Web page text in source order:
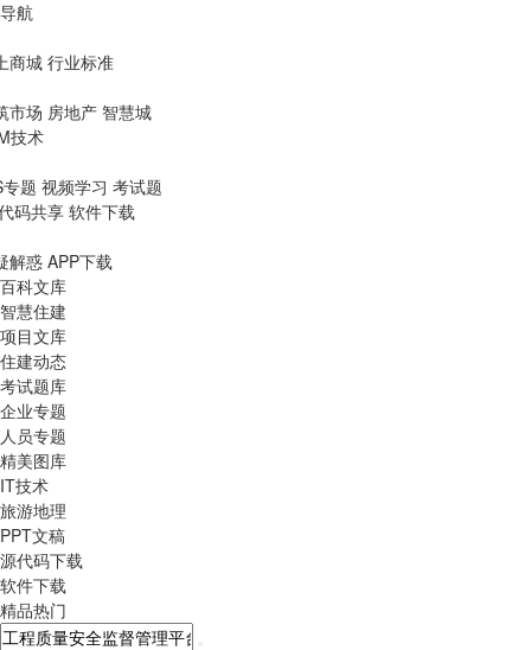
导航
商城 行业标准
市场 房地产 智慧城
技术
题 视频学习 考试题
码共享 软件下载
解惑 APP下载
百科文库
智慧住建
项目文库
住建动态
考试题库
企业专题
人员专题
精美图库
IT技术
旅游地理
PPT文稿
源代码下载
软件下载
精品热门